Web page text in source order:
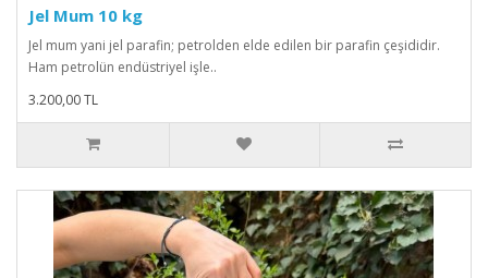
Jel Mum 10 kg
Jel mum yani jel parafin; petrolden elde edilen bir parafin çeşididir.
Ham petrolün endüstriyel işle..
3.200,00 TL